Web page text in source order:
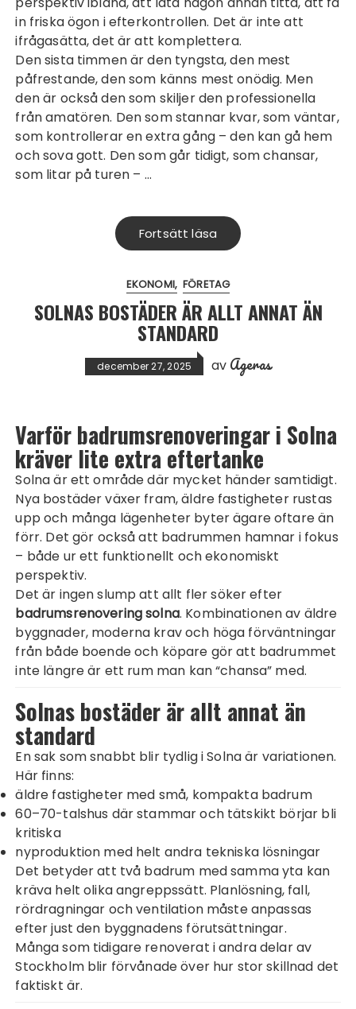
in friska ögon i efterkontrollen. Det är inte att
ifrågasätta, det är att komplettera.
Den sista timmen är den tyngsta, den mest
påfrestande, den som känns mest onödig. Men
den är också den som skiljer den professionella
från amatören. Den som stannar kvar, som väntar,
som kontrollerar en extra gång – den kan gå hem
och sova gott. Den som går tidigt, som chansar,
som litar på turen – …
Fortsätt läsa
EKONOMI FÖRETAG
SOLNAS BOSTÄDER ÄR ALLT ANNAT ÄN
STANDARD
december 27, 2025 av Ageras
Varför badrumsrenoveringar i Solna
kräver lite extra eftertanke
Solna är ett område där mycket händer samtidigt.
Nya bostäder växer fram, äldre fastigheter rustas
upp och många lägenheter byter ägare oftare än
förr. Det gör också att badrummen hamnar i fokus
– både ur ett funktionellt och ekonomiskt
perspektiv.
Det är ingen slump att allt fler söker efter
badrumsrenovering solna. Kombinationen av äldre
byggnader, moderna krav och höga förväntningar
från både boende och köpare gör att badrummet
inte längre är ett rum man kan “chansa” med.
Solnas bostäder är allt annat än
standard
En sak som snabbt blir tydlig i Solna är variationen.
Här finns:
äldre fastigheter med små, kompakta badrum
60–70-talshus där stammar och tätskikt börjar bli
kritiska
nyproduktion med helt andra tekniska lösningar
Det betyder att två badrum med samma yta kan
kräva helt olika angreppssätt. Planlösning, fall,
rördragningar och ventilation måste anpassas
efter just den byggnadens förutsättningar.
Många som tidigare renoverat i andra delar av
Stockholm blir förvånade över hur stor skillnad det
faktiskt är.